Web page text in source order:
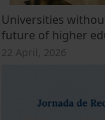
Universities
future of higher
22 April, 2026